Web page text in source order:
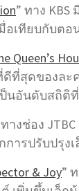
” ทาง
อเทียบกับตอ
Queen’s
ที่สุดของละ
เป็นอันดับสถิ
ทางช่อง
การปรับปรุง
& Joy”